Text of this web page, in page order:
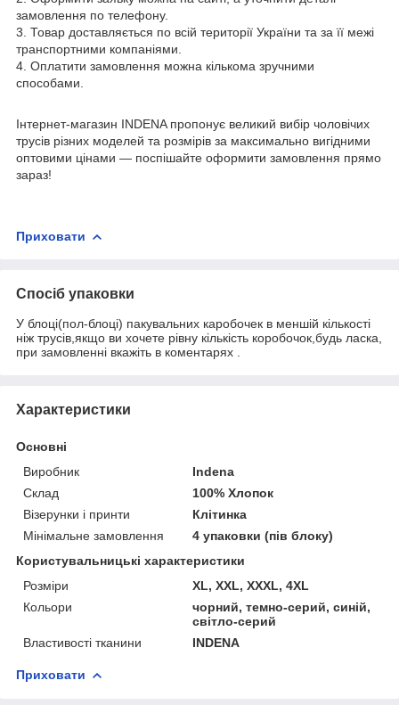
замовлення по телефону.
3. Товар доставляється по всій території України та за її межі
транспортними компаніями.
4. Оплатити замовлення можна кількома зручними
способами.
Інтернет-магазин INDENA пропонує великий вибір чоловічих
трусів різних моделей та розмірів за максимально вигідними
оптовими цінами — поспішайте оформити замовлення прямо
зараз!
Приховати
Спосіб упаковки
У блоці(пол-блоці) пакувальних каробочек в меншій кількості
ніж трусів,якщо ви хочете рівну кількість коробочок,будь ласка,
при замовленні вкажіть в коментарях .
Характеристики
Основні
Виробник
Indena
Склад
100% Хлопок
Візерунки і принти
Клітинка
Мінімальне замовлення
4 упаковки (пів блоку)
Користувальницькі характеристики
Розміри
XL, XXL, XXXL, 4XL
Кольори
чорний, темно-серий, синій,
світло-серий
Властивості тканини
INDENA
Приховати